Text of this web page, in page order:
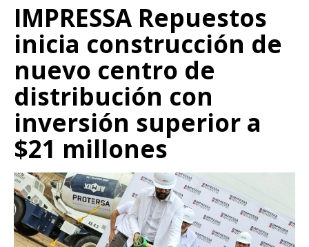
IMPRESSA Repuestos
inicia construcción de
nuevo centro de
distribución con
inversión superior a
$21 millones